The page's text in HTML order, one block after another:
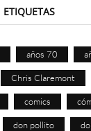
ETIQUETAS
años 70
Chris Claremont
comics
don pollito